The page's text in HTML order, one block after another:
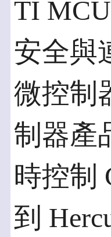
TI
安全與
微控制
制器產
時控制
到